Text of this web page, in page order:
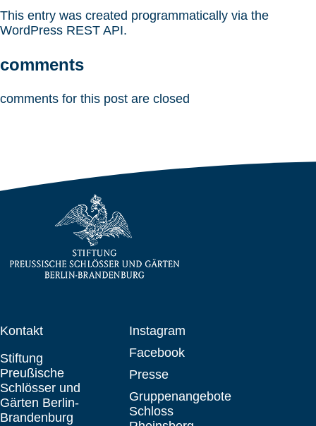
This entry was created programmatically via the
WordPress REST API.
comments
comments for this post are closed
Kontakt
Stiftung
Preußische
Schlösser und
Gärten Berlin-
Brandenburg
Instagram
Facebook
Presse
Gruppenangebote
Schloss